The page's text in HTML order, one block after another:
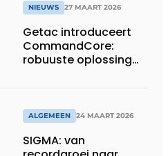
NIEUWS 27 MAART 2026
Getac introduceert
CommandCore:
robuuste oplossing
ALGEMEEN 24 MAART 2026
SIGMA: van